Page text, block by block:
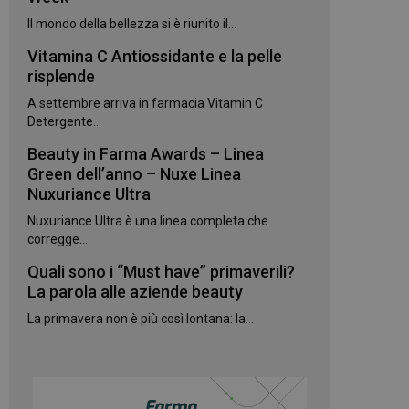
Il mondo della bellezza si è riunito il...
Vitamina C Antiossidante e la pelle
risplende
A settembre arriva in farmacia Vitamin C
Detergente...
Beauty in Farma Awards – Linea
Green dell’anno – Nuxe Linea
Nuxuriance Ultra
Nuxuriance Ultra è una linea completa che
corregge...
Quali sono i “Must have” primaverili?
La parola alle aziende beauty
La primavera non è più così lontana: la...
sul linguaggio
utilizzato per
Normalmente
il modo in cui
il sito, ma un
di accesso per un
Universal
del
da
per distinguere
in modo
È incluso in ogni
per calcolare i
per i rapporti di
Analytics per
Cookie-
consenso sui
banner dei